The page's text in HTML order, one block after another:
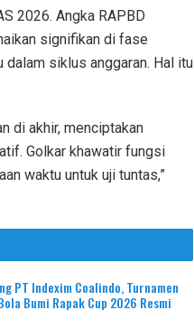
2026. Angka RAPBD
signifikan di fase
siklus anggaran. Hal itu
di akhir, menciptakan
Golkar khawatir fungsi
waktu untuk uji tuntas,”
PT Indexim Coalindo, Turnamen
Bumi Rapak Cup 2026 Resmi